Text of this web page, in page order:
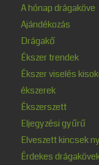
A hónap drágaköve
Ajándékozás
Drágakő
Ékszer trendek
Ékszer viselés
ékszerek
Ékszerszett
Eljegyzési gyűrű
Elveszett kincsek
Érdekes